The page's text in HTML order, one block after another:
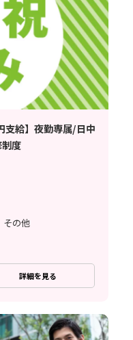
支給】夜勤専属/日中
度
その他
詳細を見る